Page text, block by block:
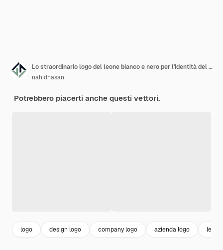
Lo straordinario logo del leone bianco e nero per l'identità del marchio
nahidhasan
Potrebbero piacerti anche questi vettori.
logo design logo company logo azienda logo